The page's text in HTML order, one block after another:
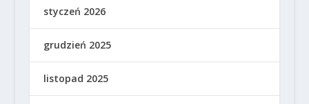
styczeń 2026
grudzień 2025
listopad 2025